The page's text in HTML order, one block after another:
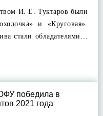
И. Е. Туктаров были
и «Круговая».
стали обладателями…
победила в
2021 года